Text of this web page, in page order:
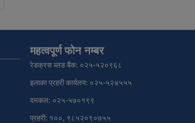
महत्वपूर्ण फोन नम्बर
रेडक्रस ब्लड बैंक: ०२५-५२०९६८
इलाका प्रहरी कार्यलय: ०२५-५२४५५५
दमकल: ०२५-५७०१९९
प्रहरी: १००, ९८५२०९०७५५